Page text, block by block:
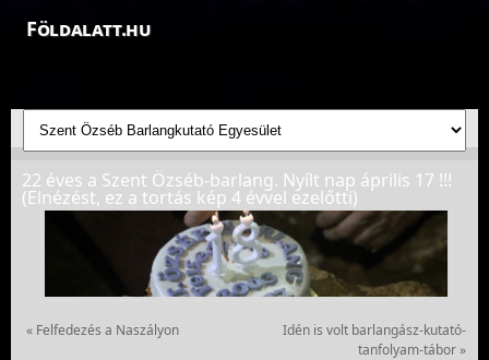
Földalatt.hu
Felfedezések a föld alatt - feltáró barlangkutatások
22 éves a Szent Özséb-barlang. Nyílt nap április 17 !!!
(Elnézést, ez a tortás kép 4 évvel ezelőtti)
« Felfedezés a Naszályon
Idén is volt barlangász-kutató-
tanfolyam-tábor»